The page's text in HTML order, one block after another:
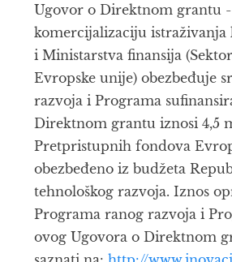
Ugovor o Direktnom grantu
komercijalizaciju istraživanja
i Ministarstva finansija
Evropske unije) obezbeđuje
razvoja i Programa
Direktnom grantu iznosi 4,5
Pretpristupnih fondova
obezbeđeno iz budžeta
tehnološkog razvoja. Iznos
Programa ranog razvoja i
ovog Ugovora o Direktnom